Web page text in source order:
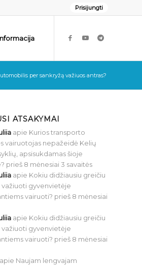
Prisijungti
per sankryžą važiuos antras?
ATSAKYMAI
apie Kurios transporto
vairuotojas nepažeidė Kelių
apsisukdamas šioje
prieš 8 mėnesiai 3 savaitės
apie Kokiu didžiausiu greičiu
važiuoti gyvenvietėje
vairuoti? prieš 8 mėnesiai
apie Kokiu didžiausiu greičiu
važiuoti gyvenvietėje
vairuoti? prieš 8 mėnesiai
Naujam lengvajam